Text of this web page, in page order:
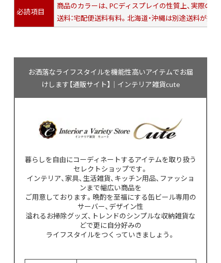
必読項目
商品のカラーは、PCディスプレイの性質上、実際の
送料：宅配便送料有料。北海道・沖縄は別途送料が掛
お洒落なライフスタイルを機能性高いアイテムでお届
けします【通販サイト】｜インテリア雑貨cute
暮らしを自由にコーディネートするアイテムを取り扱う
セレクトショップです。
インテリア、家具、生活雑貨、キッチン用品、ファッショ
ンまで幅広い商品を
ご用意しております。晩酌を至福にする缶ビール専用の
サーバー、デザイン性
溢れるお掃除グッズ、トレンドのシンプルな収納雑貨な
どで更に自分好みの
ライフスタイルをつくっていきましょう。